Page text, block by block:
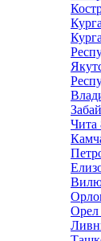
Чита
Орел